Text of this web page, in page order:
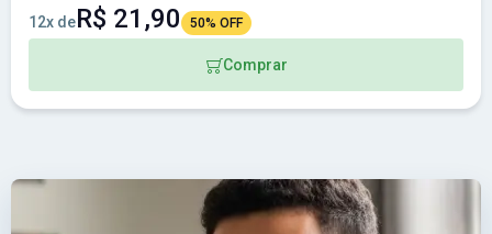
12x deR$ 21,90 50% OFF
Comprar